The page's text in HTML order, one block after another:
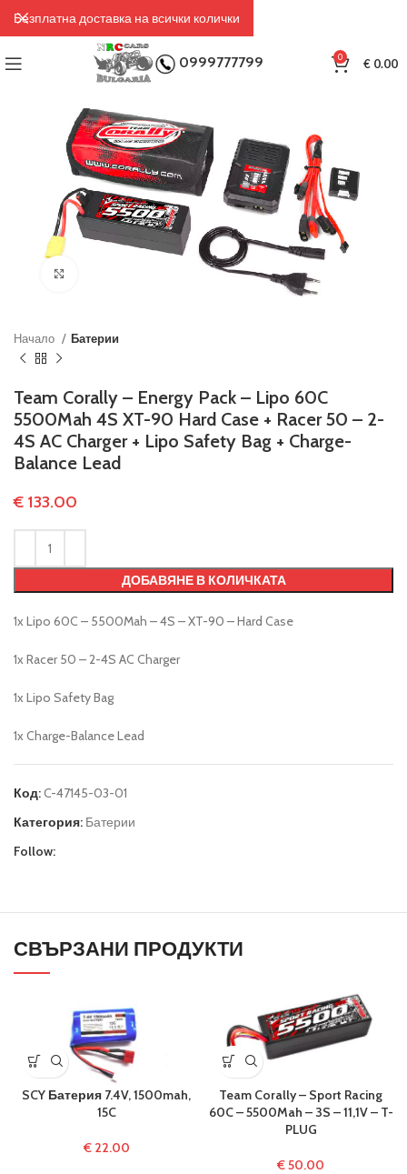
0999777799 0 €0.00
Начало Батерии
Team Corally – Energy Pack – Lipo 60C
5500Mah 4S XT-90 Hard Case + Racer 50 – 2-
4S AC Charger + Lipo Safety Bag + Charge-
Balance Lead
€ 133.00
ДОБАВЯНЕ В КОЛИЧКАТА
1x Lipo 60C – 5500Mah – 4S – XT-90 – Hard Case
1x Racer 50 – 2-4S AC Charger
1x Lipo Safety Bag
1x Charge-Balance Lead
Код:C-47145-03-01
Категория: Батерии
Follow:
СВЪРЗАНИ ПРОДУКТИ
SCY Батерия 7.4V, 1500mah,
15C
€22.00
Team Corally – Sport Racing
60C – 5500Mah – 3S – 11,1V – T-
PLUG
€50.00
Безплатна доставка на всички колички